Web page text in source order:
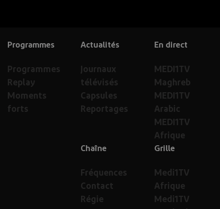
En direct
MEDI1TV
Maghreb
MEDI1TV
Arabic
MEDI1TV
Afrique
Actualités
Journaux
télévisés
Capsules
Reportages
Programmes
Programmes
Replay
Moments
forts
Grille
Medi1TV
Afrique
Medi1TV
Chaîne
Fréquences
Contact
Régie